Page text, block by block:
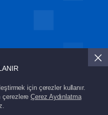
olmak için üye
için çerezler kullanır.
çerezlereÇerez Aydınlatma